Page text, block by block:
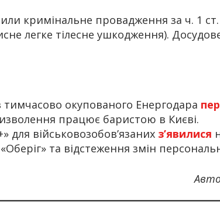
кримінальне провадження за ч. 1
легке тілесне ушкодження).
тимчасово окупованого Енергодара
працює баристою в Києві.
для військовозобов’язаних з’явилися
та відстеження змін